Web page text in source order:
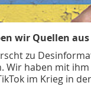
wir Quellen
zu
Wir haben mit
im Krieg in